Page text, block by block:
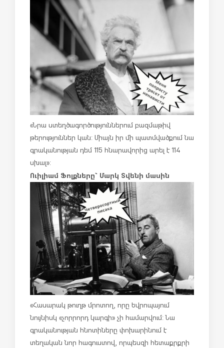
«Նրա ստեղծագործություններում բազմաթիվ
թերություններ կան: Միայն իր մի պատմվածքում նա
գրականության դեմ 115 հնարավորից արել է 114
սխալ»:
Ուիլիամ Ֆոլքները` Մարկ Տվենի մասին
«Հասարակ թուղթ մրոտող, որը Եվրոպայում
նույնիսկ «չորրորդ կարգի» չի համարվում: Նա
գրականության հնոտիները փոխարինում է
տեղական նոր հագուստով, որպեսզի հետաքրքրի